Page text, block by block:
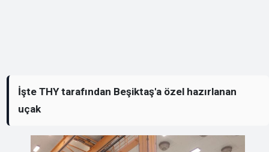
İşte THY tarafından Beşiktaş'a özel hazırlanan
uçak